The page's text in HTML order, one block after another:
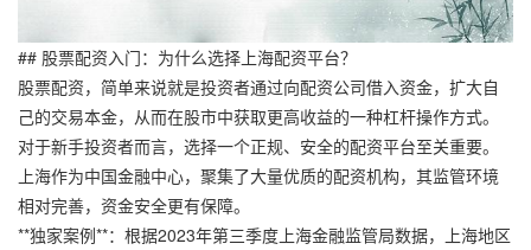
## 股票配资入门：为什么选择上海配资平台？
股票配资，简单来说就是投资者通过向配资公司借入资金，扩大自
己的交易本金，从而在股市中获取更高收益的一种杠杆操作方式。
对于新手投资者而言，选择一个正规、安全的配资平台至关重要。
上海作为中国金融中心，聚集了大量优质的配资机构，其监管环境
相对完善，资金安全更有保障。
**独家案例**：根据2023年第三季度上海金融监管局数据，上海地区